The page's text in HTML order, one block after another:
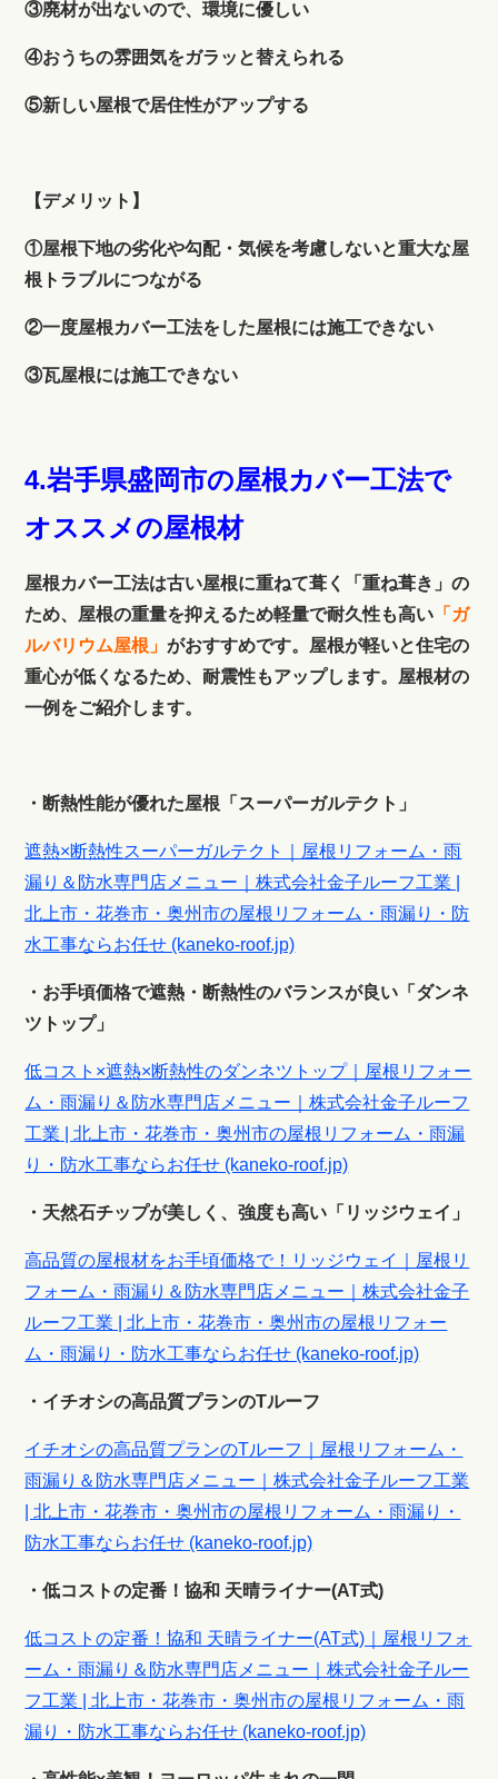
③廃材が出ないので、環境に優しい
④おうちの雰囲気をガラッと替えられる
⑤新しい屋根で居住性がアップする
【デメリット】
①屋根下地の劣化や勾配・気候を考慮しないと重大な屋
根トラブルにつながる
②一度屋根カバー工法をした屋根には施工できない
③瓦屋根には施工できない
4.岩手県盛岡市の屋根カバー工法で
オススメの屋根材
屋根カバー工法は古い屋根に重ねて葺く「重ね葺き」の
ため、屋根の重量を抑えるため軽量で耐久性も高い 「ガ
ルバリウム屋根」がおすすめです。屋根が軽いと住宅の
重心が低くなるため、耐震性もアップします。屋根材の
一例をご紹介します。
・断熱性能が優れた屋根「スーパーガルテクト」
遮熱×断熱性スーパーガルテクト｜屋根リフォーム・雨
漏り＆防水専門店メニュー｜株式会社金子ルーフ工業 |
北上市・花巻市・奥州市の屋根リフォーム・雨漏り・防
水工事ならお任せ (kaneko-roof.jp)
・お手頃価格で遮熱・断熱性のバランスが良い「ダンネ
ツトップ」
低コスト×遮熱×断熱性のダンネツトップ｜屋根リフォー
ム・雨漏り＆防水専門店メニュー｜株式会社金子ルーフ
工業 | 北上市・花巻市・奥州市の屋根リフォーム・雨漏
り・防水工事ならお任せ (kaneko-roof.jp)
・天然石チップが美しく、強度も高い「リッジウェイ」
高品質の屋根材をお手頃価格で！リッジウェイ｜屋根リ
フォーム・雨漏り＆防水専門店メニュー｜株式会社金子
ルーフ工業 | 北上市・花巻市・奥州市の屋根リフォー
ム・雨漏り・防水工事ならお任せ (kaneko-roof.jp)
・イチオシの高品質プランのTルーフ
イチオシの高品質プランのTルーフ｜屋根リフォーム・
雨漏り＆防水専門店メニュー｜株式会社金子ルーフ工業
| 北上市・花巻市・奥州市の屋根リフォーム・雨漏り・
防水工事ならお任せ (kaneko-roof.jp)
・低コストの定番！協和 天晴ライナー(AT式)
低コストの定番！協和 天晴ライナー(AT式)｜屋根リフォ
ーム・雨漏り＆防水専門店メニュー｜株式会社金子ルー
フ工業 | 北上市・花巻市・奥州市の屋根リフォーム・雨
漏り・防水工事ならお任せ (kaneko-roof.jp)